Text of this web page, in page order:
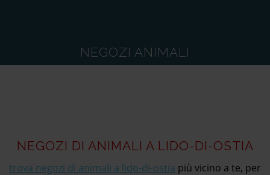
NEGOZI ANIMALI
NEGOZI DI ANIMALI A LIDO-DI-OSTIA
trova negozi di animali a lido-di-ostia più vicino a te, per